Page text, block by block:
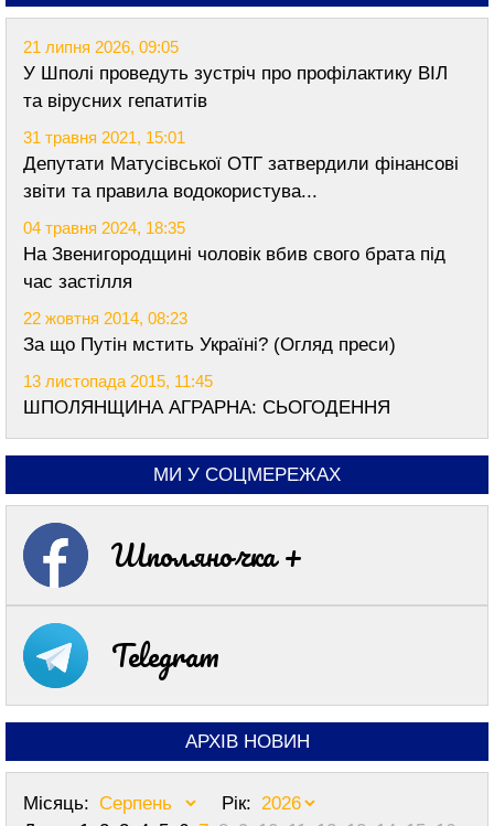
21 липня 2026, 09:05
У Шполі проведуть зустріч про профілактику ВІЛ
та вірусних гепатитів
31 травня 2021, 15:01
Депутати Матусівської ОТГ затвердили фінансові
звіти та правила водокористува...
04 травня 2024, 18:35
На Звенигородщині чоловік вбив свого брата під
час застілля
22 жовтня 2014, 08:23
За що Путін мстить Україні? (Огляд преси)
13 листопада 2015, 11:45
ШПОЛЯНЩИНА АГРАРНА: СЬОГОДЕННЯ
МИ У СОЦМЕРЕЖАХ
Шполяночка +
Telegram
АРХІВ НОВИН
Місяць:
Рік: